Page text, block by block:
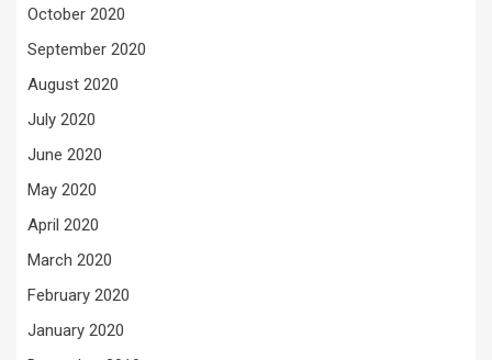
October 2020
September 2020
August 2020
July 2020
June 2020
May 2020
April 2020
March 2020
February 2020
January 2020